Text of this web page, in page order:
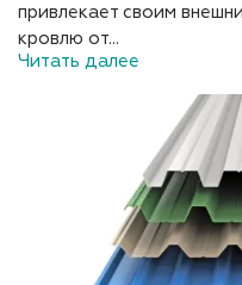
привлекает своим
кровлю от...
Читать далее